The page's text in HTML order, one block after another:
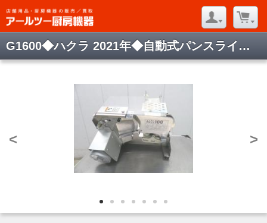
G1600◆ハクラ 2021年◆自動式パンスライサー アルファ100 A-100 100V
< >